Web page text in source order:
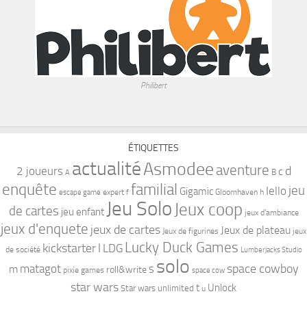
Philibert
ÉTIQUETTES
2 joueurs A actualitéAsmodee aventure B c d
enquête escape game expert f familial Gigamic Gloomhaven h Iello jeu
de cartes jeu enfantJeu Solo Jeux coop jeux d'ambiance
jeux d'enquete jeux de cartes Jeux de figurines Jeux de plateau jeux
de société kickstarter l LDG Lucky Duck Games Lumberjacks Studio
m matagot pixie games roll&write s solo space cow space cowboy
star wars Star wars unlimited t u Unlock